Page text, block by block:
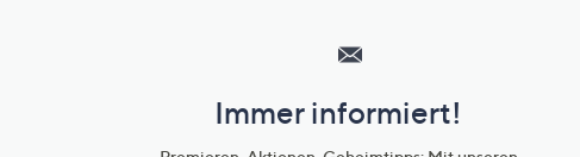
Unternehmensinformationen
Immer informiert!